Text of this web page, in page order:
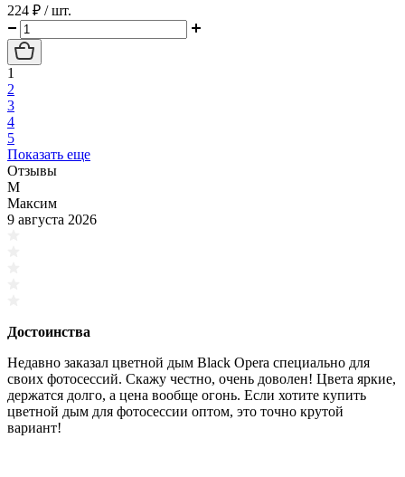
224 ₽ / шт.
1
2
3
4
5
Показать еще
Отзывы
М
Максим
9 августа 2026
Достоинства
Недавно заказал цветной дым Black Opera специально для
своих фотосессий. Скажу честно, очень доволен! Цвета яркие,
держатся долго, а цена вообще огонь. Если хотите купить
цветной дым для фотосессии оптом, это точно крутой
вариант!